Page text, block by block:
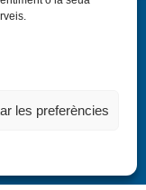
les preferències